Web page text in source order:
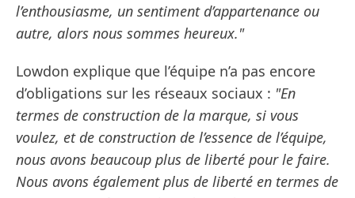
l’enthousiasme, un sentiment d’appartenance ou
autre, alors nous sommes heureux."
Lowdon explique que l’équipe n’a pas encore
d’obligations sur les réseaux sociaux : "En
termes de construction de la marque, si vous
voulez, et de construction de l’essence de l’équipe,
nous avons beaucoup plus de liberté pour le faire.
Nous avons également plus de liberté en termes de